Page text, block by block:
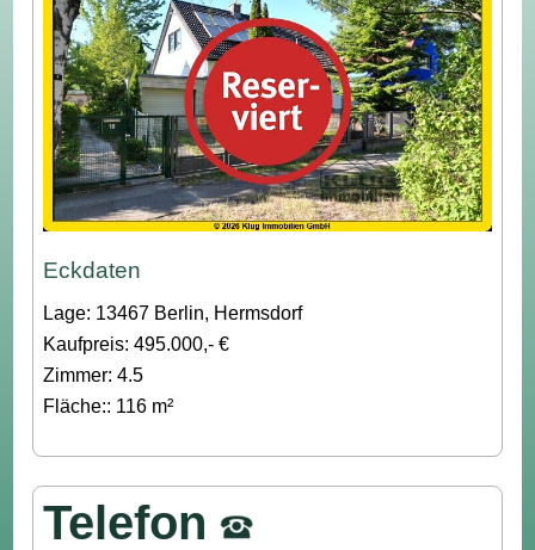
Eckdaten
Lage: 13467 Berlin, Hermsdorf
Kaufpreis: 495.000,- €
Zimmer: 4.5
Fläche:: 116 m²
Telefon